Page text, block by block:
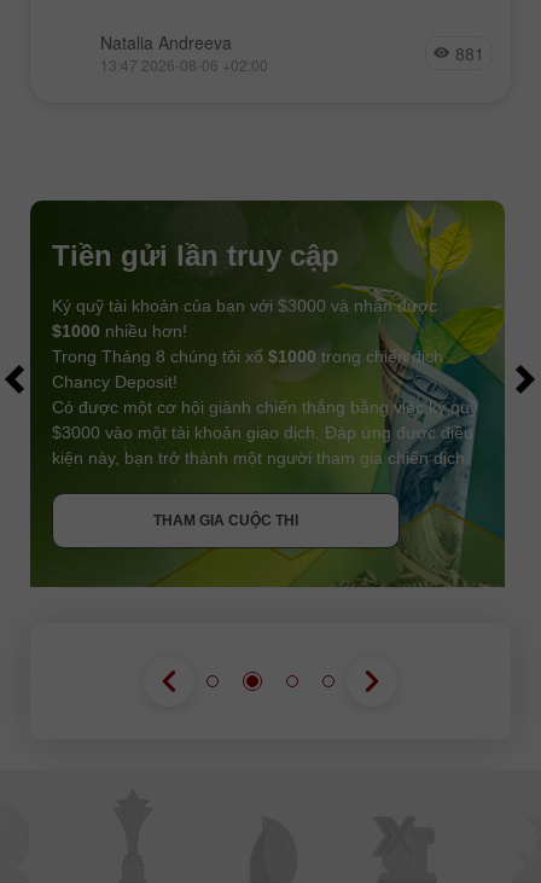
Natalia Andreeva
13:47 2026-08-06 +02:00 881
THAM GIA CUỘC THI
Tiền gửi lần truy cập
Ký quỹ tài khoản của bạn với $3000 và nhận được
$1000 nhiều hơn!
Trong Tháng 8 chúng tôi xổ $1000 trong chiến dịch
Chancy Deposit!
Có được một cơ hội giành chiến thắng bằng việc ký quỹ
$3000 vào một tài khoản giao dịch. Đáp ứng được điều
kiện này, bạn trở thành một người tham gia chiến dịch.
THAM GIA CUỘC THI
THAM GIA CUỘC THI
NHẬN THƯỞNG